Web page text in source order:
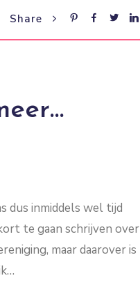
Share
dus inmiddels wel tijd
te gaan schrijven over
maar daarover is